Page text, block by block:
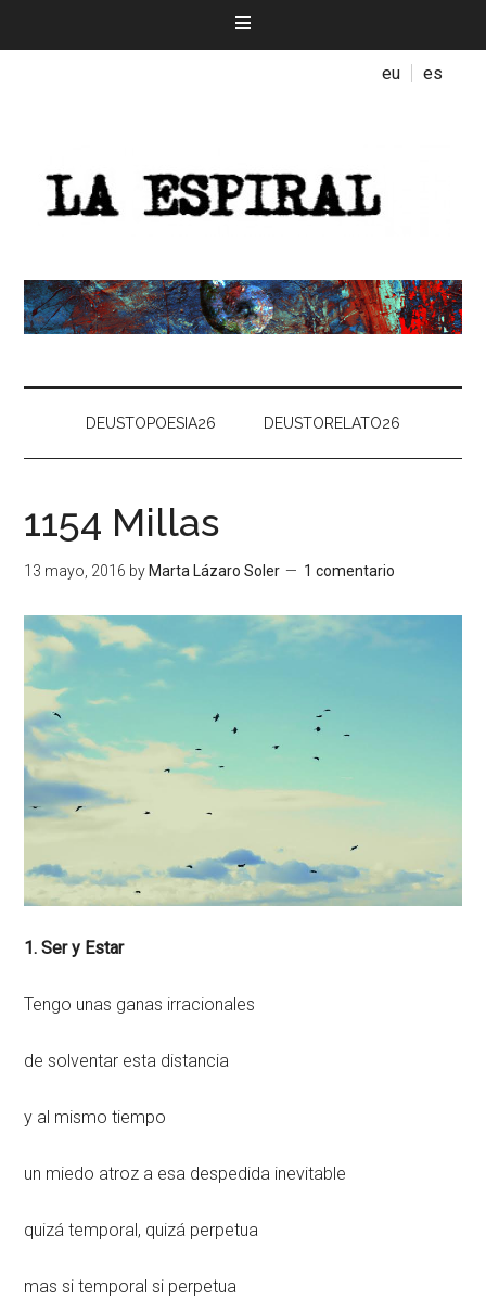
eu es
DEUSTOPOESIA26 DEUSTORELATO26
1154 Millas
13 mayo, 2016 by Marta Lázaro Soler 1 comentario
1. Ser y Estar
Tengo unas ganas irracionales
de solventar esta distancia
y al mismo tiempo
un miedo atroz a esa despedida inevitable
quizá temporal, quizá perpetua
mas si temporal si perpetua